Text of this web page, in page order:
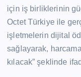
için iş birliklerinin
Octet Türkiye ile
işletmelerin dijital
sağlayarak,
kılacak” şeklinde